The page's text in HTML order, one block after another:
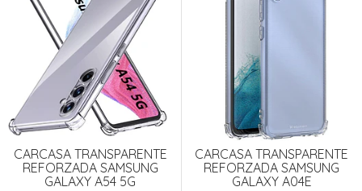
CARCASA TRANSPARENTE
REFORZADA SAMSUNG
GALAXY A54 5G
CARCASA TRANSPARENTE
REFORZADA SAMSUNG
GALAXY A04E